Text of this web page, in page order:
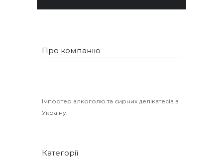
Про компанію
Імпортер алкоголю та сирних делікатесів в
Україну.
Категорії